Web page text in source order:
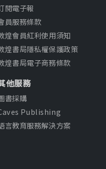
閱電子報
員服務條款
煌會員紅利使用須知
煌書局隱私權保護政策
煌書局電子商務條款
他服務
書採購
Publishing
言教育服務解決方案